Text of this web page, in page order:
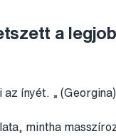
a
ínyét. „ (Georgina)
mintha